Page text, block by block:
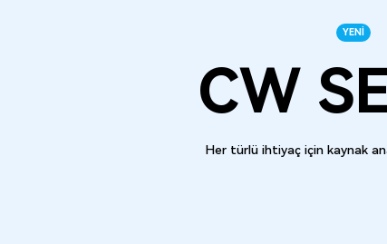
YENI
CW
Her türlü ihtiyaç için kaynak